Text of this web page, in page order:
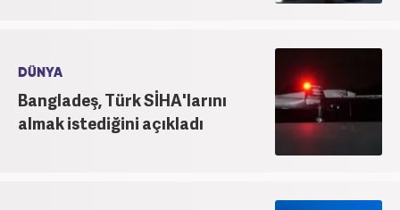
DÜNYA
Bangladeş, Türk SİHA'larını
almak istediğini açıkladı